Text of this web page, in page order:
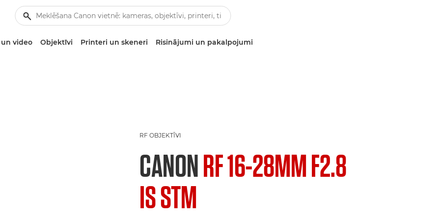
video Objektīvi Printeri un skeneri Risinājumi un pakalpojumi
RF OBJEKTĪVI
CANONRF 16-28MM F2.8
IS STM